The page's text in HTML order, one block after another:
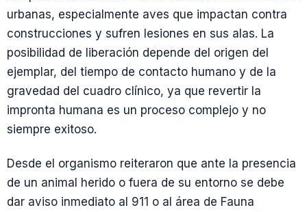
urbanas, especialmente aves que impactan contra
construcciones y sufren lesiones en sus alas. La
posibilidad de liberación depende del origen del
ejemplar, del tiempo de contacto humano y de la
gravedad del cuadro clínico, ya que revertir la
impronta humana es un proceso complejo y no
siempre exitoso.
Desde el organismo reiteraron que ante la presencia
de un animal herido o fuera de su entorno se debe
dar aviso inmediato al 911 o al área de Fauna